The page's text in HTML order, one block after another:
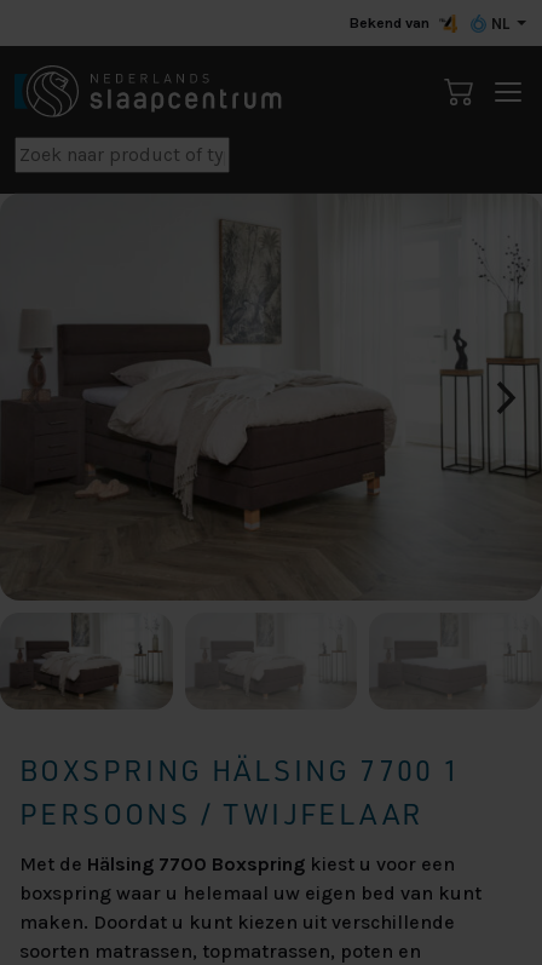
Bekend van NL
BOXSPRING HÄLSING 7700 1
PERSOONS / TWIJFELAAR
Met de Hälsing 7700 Boxspring kiest u voor een
boxspring waar u helemaal uw eigen bed van kunt
maken. Doordat u kunt kiezen uit verschillende
soorten matrassen, topmatrassen, poten en